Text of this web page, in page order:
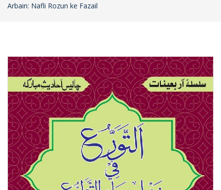
Arbain: Nafli Rozun ke Fazail